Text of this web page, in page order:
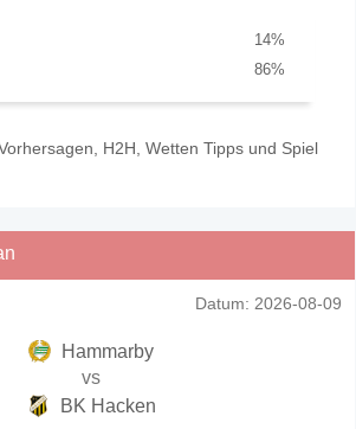
%
14
%
86
H2H, Wetten Tipps und Spiel
Datum: 2026-08-09
Hammarby
vs
BK Hacken